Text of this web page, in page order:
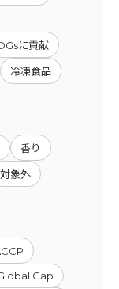
に貢献
冷凍食品
香り
対象外
Gap